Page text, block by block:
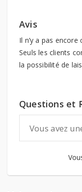
Avis
Il n’y a pas encore
Seuls les clients
la possibilité de
Questions et